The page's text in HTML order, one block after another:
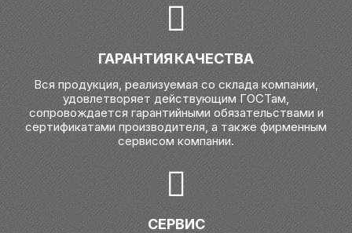
ГАРАНТИЯ КАЧЕСТВА
Вся продукция, реализуемая со склада компании,
удовлетворяет действующим ГОСТам,
сопровождается гарантийными обязательствами и
сертификатами производителя, а также фирменным
сервисом компании.
СЕРВИС